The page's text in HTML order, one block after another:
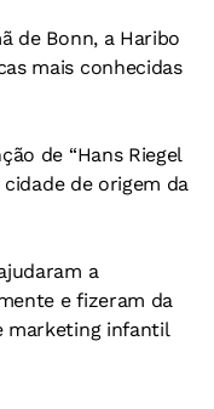
de Bonn, a Haribo
mais conhecidas
de “Hans Riegel
de origem da
a
e fizeram da
marketing infantil